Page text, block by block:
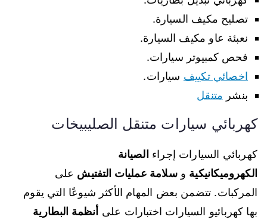
تصليح مكيف السيارة.
نعبئة عاو مكيف السيارة.
فحص كمبيوتر سيارات.
اخصائي تكييف سيارات.
بنشر متنقل
كهربائي سيارات متنقل الصليبيخات
كهربائي السيارات إجراء الصيانة
الكهروميكانيكية وسلامة عمليات التفتيش على
المركبات. تتضمن بعض المهام الأكثر شيوعًا التي يقوم
بها كهربائيو السيارات اختبارات على أنظمة البطارية